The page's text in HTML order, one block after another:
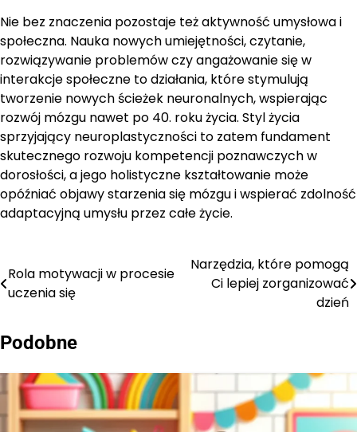
Nie bez znaczenia pozostaje też aktywność umysłowa i
społeczna. Nauka nowych umiejętności, czytanie,
rozwiązywanie problemów czy angażowanie się w
interakcje społeczne to działania, które stymulują
tworzenie nowych ścieżek neuronalnych, wspierając
rozwój mózgu nawet po 40. roku życia. Styl życia
sprzyjający neuroplastyczności to zatem fundament
skutecznego rozwoju kompetencji poznawczych w
dorosłości, a jego holistyczne kształtowanie może
opóźniać objawy starzenia się mózgu i wspierać zdolność
adaptacyjną umysłu przez całe życie.
Nawigacja
wpisu
Rola motywacji w procesie
uczenia się
Narzędzia, które pomogą
Ci lepiej zorganizować
dzień
Podobne